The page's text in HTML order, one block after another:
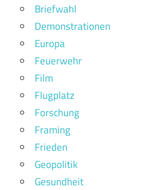
Briefwahl
Demonstrationen
Europa
Feuerwehr
Film
Flugplatz
Forschung
Framing
Frieden
Geopolitik
Gesundheit